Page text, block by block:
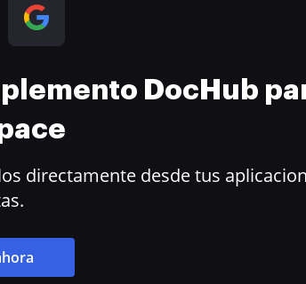
DocHub
directamente desde tus